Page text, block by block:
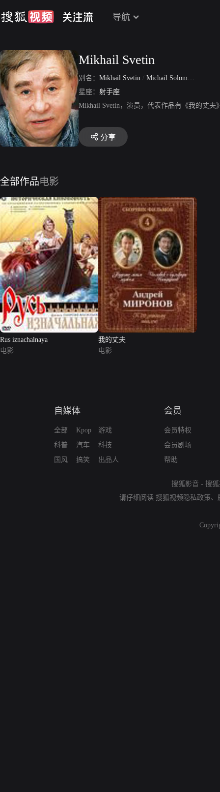
导航
Mikhail Svetin
别名： Mikhail Svetin / Michail Solomonovitch Goltsman
星座： 射手座
Mikhail Svetin，演员，代表作品有《我的丈夫
分享
全部作品电影
Rus iznachalnaya
电影
我的丈夫
电影
自媒体
全部
科普
国风
Kpop
汽车
搞笑
游戏
科技
出品人
会员
会员特权
会员剧场
帮助
搜狐影音 - 搜
请仔细阅读 搜狐视频隐私政策、